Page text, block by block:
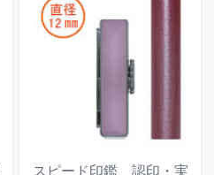
スピード印鑑 認印・実